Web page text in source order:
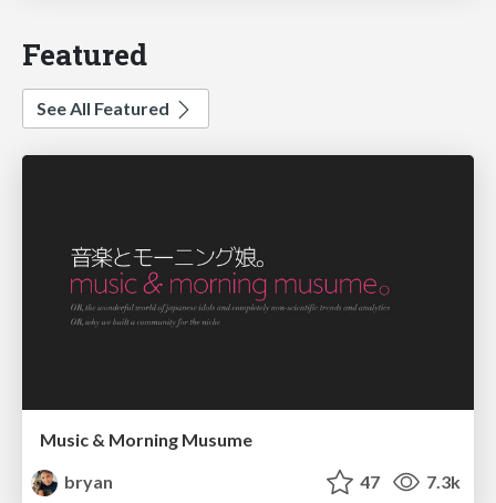
Featured
See All Featured
Music & Morning Musume
bryan
47 7.3k